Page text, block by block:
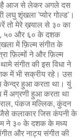
है आज से लेकर अगले दस
लघु शृंखला 'प्योर गोल्ड'।
तो मेरे ख़याल से ३० का
५० और ६० के दशक
में फ़िल्म संगीत के
फ़िल्मों ने और फ़िल्म
संगीत की इस विधा ने
में भी सक्रीय रहे। उस
केन्द्र हुआ करता था। युं
में अग्रणी हुआ करता था
पंकज मल्लिक, कुंदन
कलाकार जिस कंपनी के
ने ३० के दशक के मध्य
और नाट्य संगीत की